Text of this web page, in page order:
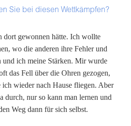
Sie bei diesen Wettkämpfen?
dort gewonnen hätte. Ich wollte
wo die anderen ihre Fehler und
und ich meine Stärken. Mir wurde
das Fell über die Ohren gezogen,
wieder nach Hause fliegen. Aber
durch, nur so kann man lernen und
Weg dann für sich selbst.